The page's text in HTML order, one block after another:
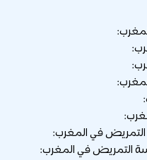
في المغرب:
التمريض في المغرب: